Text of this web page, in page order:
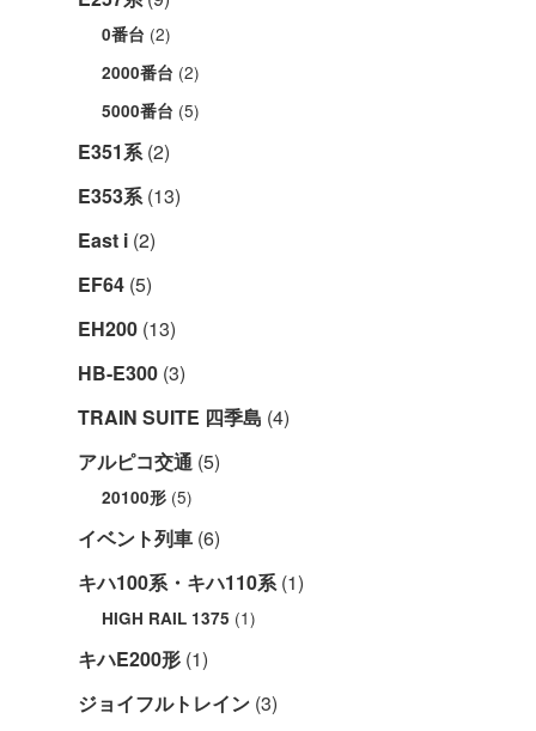
0番台 (2)
2000番台 (2)
5000番台 (5)
E351系(2)
E353系(13)
East i (2)
EF64 (5)
EH200 (13)
HB-E300 (3)
TRAIN SUITE 四季島 (4)
アルピコ交通 (5)
20100形 (5)
イベント列車 (6)
キハ100系・キハ110系(1)
HIGH RAIL 1375 (1)
キハE200形 (1)
ジョイフルトレイン (3)